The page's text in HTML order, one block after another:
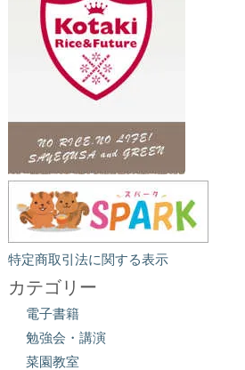
特定商取引法に関する表示
カテゴリー
電子書籍
勉強会・講演
菜園教室